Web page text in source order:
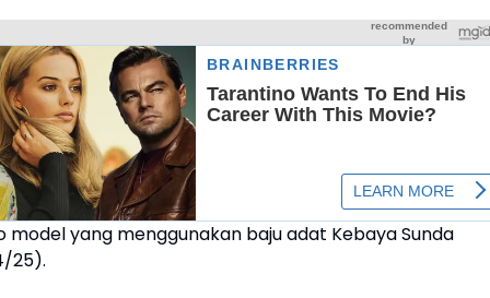
model yang menggunakan baju adat Kebaya Sunda
25).